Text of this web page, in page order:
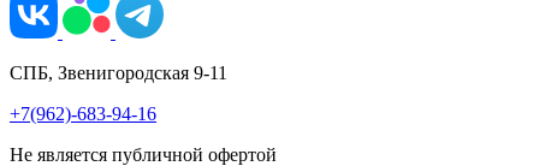
СПБ, Звенигородская 9-11
+7(962)-683-94-16
Не является публичной офертой